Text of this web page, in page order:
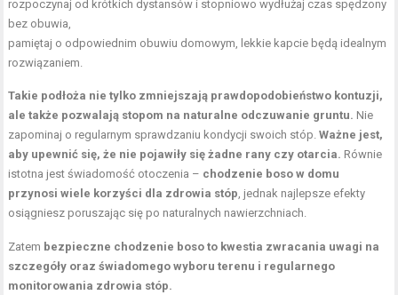
rozpoczynaj od krótkich dystansów i stopniowo wydłużaj czas spędzony
bez obuwia,
pamiętaj o odpowiednim obuwiu domowym, lekkie kapcie będą idealnym
rozwiązaniem.
Takie podłoża nie tylko zmniejszają prawdopodobieństwo kontuzji,
ale także pozwalają stopom na naturalne odczuwanie gruntu. Nie
zapominaj o regularnym sprawdzaniu kondycji swoich stóp.Ważne jest,
aby upewnić się, że nie pojawiły się żadne rany czy otarcia. Równie
istotna jest świadomość otoczenia – chodzenie boso w domu
przynosi wiele korzyści dla zdrowia stóp, jednak najlepsze efekty
osiągniesz poruszając się po naturalnych nawierzchniach.
Zatem bezpieczne chodzenie boso to kwestia zwracania uwagi na
szczegóły oraz świadomego wyboru terenu i regularnego
monitorowania zdrowia stóp.